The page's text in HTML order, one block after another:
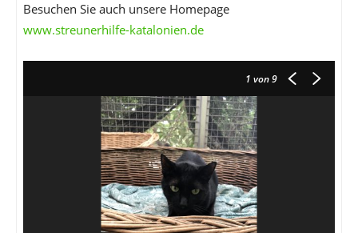
Besuchen Sie auch unsere Homepage
www.streunerhilfe-katalonien.de
1 von 9